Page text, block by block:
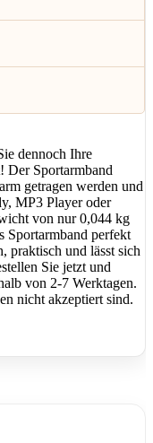
dennoch Ihre
Der Sportarmband
getragen werden und
MP3 Player oder
von nur 0,044 kg
Sportarmband perfekt
praktisch und lässt sich
Sie jetzt und
von 2-7 Werktagen.
nicht akzeptiert sind.